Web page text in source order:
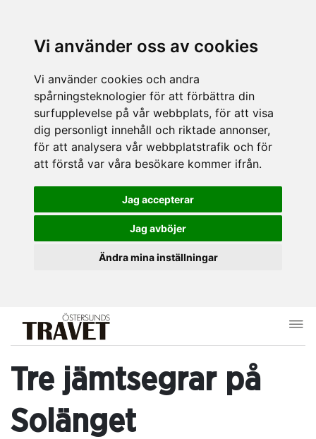
Vi använder oss av cookies
Vi använder cookies och andra
spårningsteknologier för att förbättra din
surfupplevelse på vår webbplats, för att visa
dig personligt innehåll och riktade annonser,
för att analysera vår webbplatstrafik och för
att förstå var våra besökare kommer ifrån.
Jag accepterar
Jag avböjer
Ändra mina inställningar
Tre jämtsegrar på
Solänget